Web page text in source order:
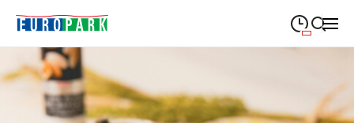
Montag
MONTAG
Dienstag
DIENSTAG 19:30